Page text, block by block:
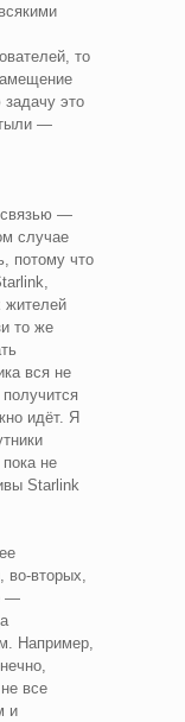
то
это
—
связью —
случае
потому что
жителей
то же
вся не
идёт. Я
не
Starlink
во-вторых,
—
Например,
все
и